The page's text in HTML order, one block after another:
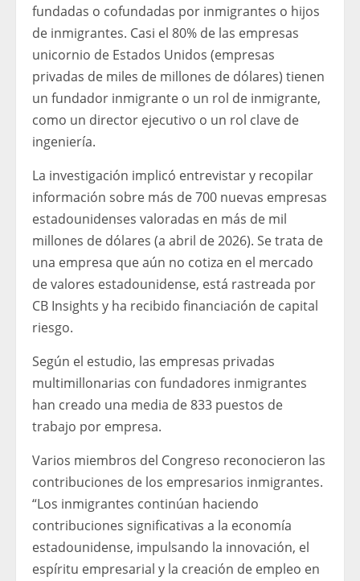
fundadas o cofundadas por inmigrantes o hijos
de inmigrantes. Casi el 80% de las empresas
unicornio de Estados Unidos (empresas
privadas de miles de millones de dólares) tienen
un fundador inmigrante o un rol de inmigrante,
como un director ejecutivo o un rol clave de
ingeniería.
La investigación implicó entrevistar y recopilar
información sobre más de 700 nuevas empresas
estadounidenses valoradas en más de mil
millones de dólares (a abril de 2026). Se trata de
una empresa que aún no cotiza en el mercado
de valores estadounidense, está rastreada por
CB Insights y ha recibido financiación de capital
riesgo.
Según el estudio, las empresas privadas
multimillonarias con fundadores inmigrantes
han creado una media de 833 puestos de
trabajo por empresa.
Varios miembros del Congreso reconocieron las
contribuciones de los empresarios inmigrantes.
“Los inmigrantes continúan haciendo
contribuciones significativas a la economía
estadounidense, impulsando la innovación, el
espíritu empresarial y la creación de empleo en